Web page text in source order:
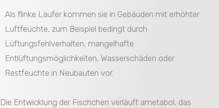
Als flinke Läufer kommen sie in Gebäuden mit erhöhter
Luftfeuchte, zum Beispiel bedingt durch
Lüftungsfehlverhalten, mangelhafte
Entlüftungsmöglichkeiten, Wasserschäden oder
Restfeuchte in Neubauten vor.
Die Entwicklung der Fischchen verläuft ametabol, das